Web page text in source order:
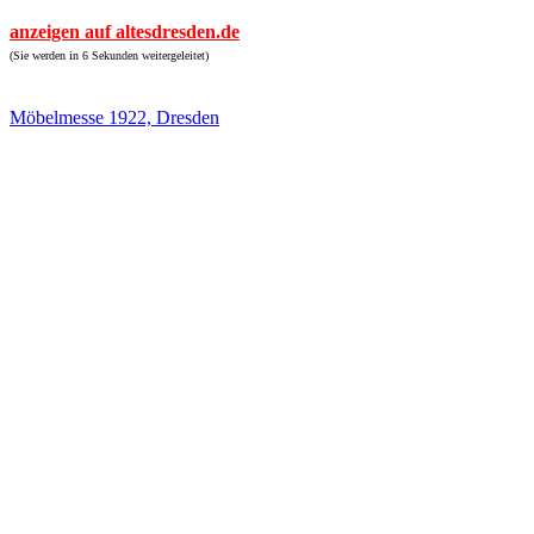
anzeigen auf altesdresden.de
(Sie werden in 6 Sekunden weitergeleitet)
Möbelmesse 1922, Dresden